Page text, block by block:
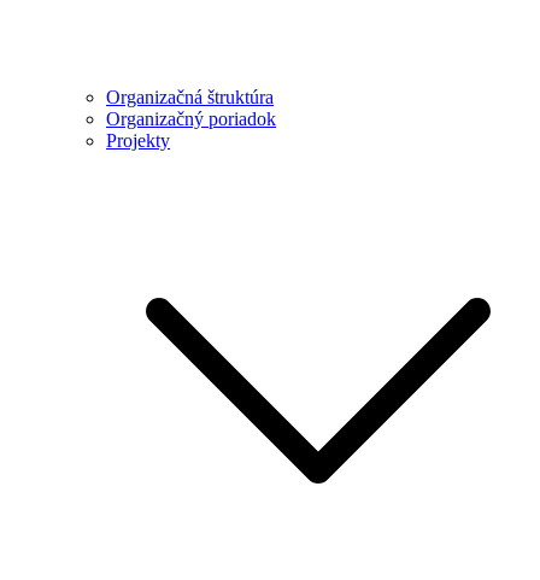
Organizačná štruktúra
Organizačný poriadok
Projekty